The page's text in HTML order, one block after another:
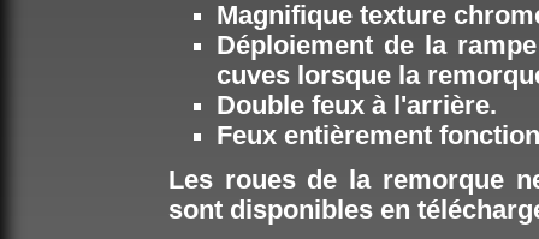
Magnifique texture
Déploiement de la
cuves lorsque la
Double feux à l'arrière.
Feux entièrement
Les roues de la remorque
sont disponibles en